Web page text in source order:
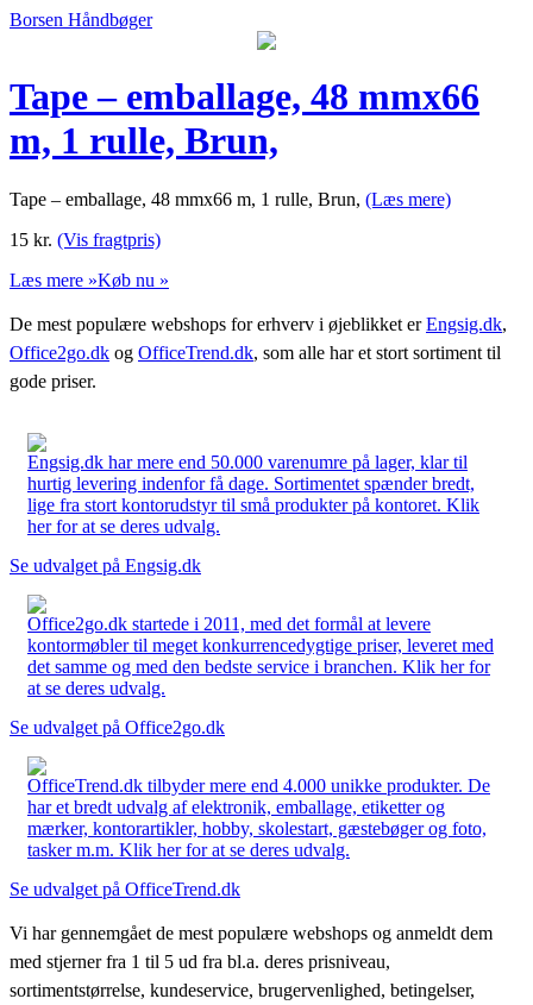
Borsen Håndbøger
Tape – emballage, 48 mmx66
m, 1 rulle, Brun,
Tape – emballage, 48 mmx66 m, 1 rulle, Brun, (Læs mere)
15 kr. (Vis fragtpris)
Læs mere »Køb nu »
De mest populære webshops for erhverv i øjeblikket erEngsig.dk,
Office2go.dk og OfficeTrend.dk, som alle har et stort sortiment til
gode priser.
Engsig.dk har mere end 50.000 varenumre på lager, klar til
hurtig levering indenfor få dage. Sortimentet spænder bredt,
lige fra stort kontorudstyr til små produkter på kontoret. Klik
her for at se deres udvalg.
Se udvalget på Engsig.dk
Office2go.dk startede i 2011, med det formål at levere
kontormøbler til meget konkurrencedygtige priser, leveret med
det samme og med den bedste service i branchen. Klik her for
at se deres udvalg.
Se udvalget på Office2go.dk
OfficeTrend.dk tilbyder mere end 4.000 unikke produkter. De
har et bredt udvalg af elektronik, emballage, etiketter og
mærker, kontorartikler, hobby, skolestart, gæstebøger og foto,
tasker m.m. Klik her for at se deres udvalg.
Se udvalget på OfficeTrend.dk
Vi har gennemgået de mest populære webshops og anmeldt dem
med stjerner fra 1 til 5 ud fra bl.a. deres prisniveau,
sortimentstørrelse, kundeservice, brugervenlighed, betingelser,